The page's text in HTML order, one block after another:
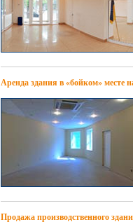
Аренда здания в «бойком» месте
Продажа производственного